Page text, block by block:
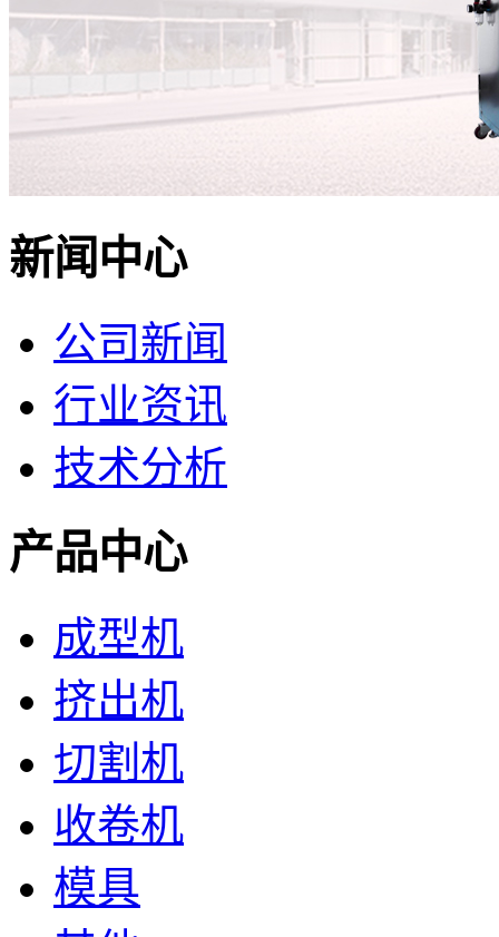
新闻中心
公司新闻
行业资讯
技术分析
产品中心
成型机
挤出机
切割机
收卷机
模具